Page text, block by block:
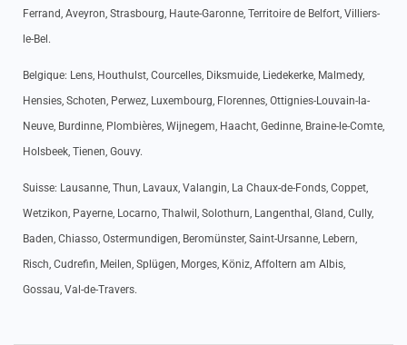
Ferrand, Aveyron, Strasbourg, Haute-Garonne, Territoire de Belfort, Villiers-
le-Bel.
Belgique: Lens, Houthulst, Courcelles, Diksmuide, Liedekerke, Malmedy,
Hensies, Schoten, Perwez, Luxembourg, Florennes, Ottignies-Louvain-la-
Neuve, Burdinne, Plombières, Wijnegem, Haacht, Gedinne, Braine-le-Comte,
Holsbeek, Tienen, Gouvy.
Suisse: Lausanne, Thun, Lavaux, Valangin, La Chaux-de-Fonds, Coppet,
Wetzikon, Payerne, Locarno, Thalwil, Solothurn, Langenthal, Gland, Cully,
Baden, Chiasso, Ostermundigen, Beromünster, Saint-Ursanne, Lebern,
Risch, Cudrefin, Meilen, Splügen, Morges, Köniz, Affoltern am Albis,
Gossau, Val-de-Travers.